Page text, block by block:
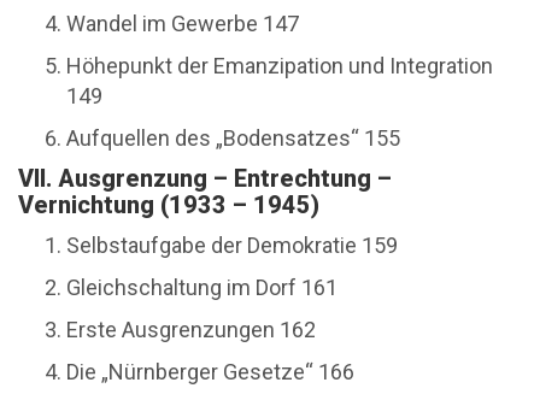
Wandel im Gewerbe 147
Höhepunkt der Emanzipation und Integration
149
Aufquellen des „Bodensatzes“ 155
VII. Ausgrenzung – Entrechtung –
Vernichtung (1933 – 1945)
Selbstaufgabe der Demokratie 159
Gleichschaltung im Dorf 161
Erste Ausgrenzungen 162
Die „Nürnberger Gesetze“ 166